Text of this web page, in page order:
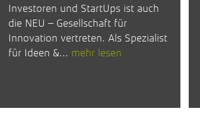
Investoren und StartUps ist auch
die NEU – Gesellschaft für
Innovation vertreten. Als Spezialist
für Ideen &... mehr lesen